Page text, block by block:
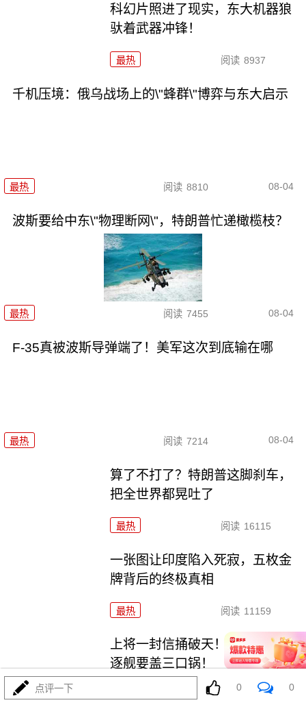
科幻片照进了现实，东大机器狼
驮着武器冲锋！
最热 阅读 8937
千机压境：俄乌战场上的\"蜂群\"博弈与东大启示
最热 阅读 8810 08-04
波斯要给中东\"物理断网\"，特朗普忙递橄榄枝？
最热 阅读 7455 08-04
F-35真被波斯导弹端了！美军这次到底输在哪
最热 阅读 7214 08-04
算了不打了？特朗普这脚刹车，
把全世界都晃吐了
最热 阅读 16115
一张图让印度陷入死寂，五枚金
牌背后的终极真相
最热 阅读 11159
上将一封信捅破天！美军五艘驱
逐舰要盖三口锅！
7842
点评一下 0 0